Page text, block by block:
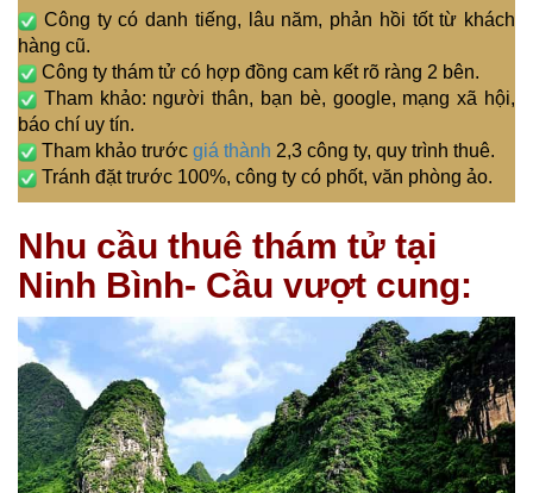
Công ty có danh tiếng, lâu năm, phản hồi tốt từ khách
hàng cũ.
Công ty thám tử có hợp đồng cam kết rõ ràng 2 bên.
Tham khảo: người thân, bạn bè, google, mạng xã hội,
báo chí uy tín.
Tham khảo trước giá thành 2,3 công ty, quy trình thuê.
Tránh đặt trước 100%, công ty có phốt, văn phòng ảo.
Nhu cầu thuê thám tử tại
Ninh Bình- Cầu vượt cung: